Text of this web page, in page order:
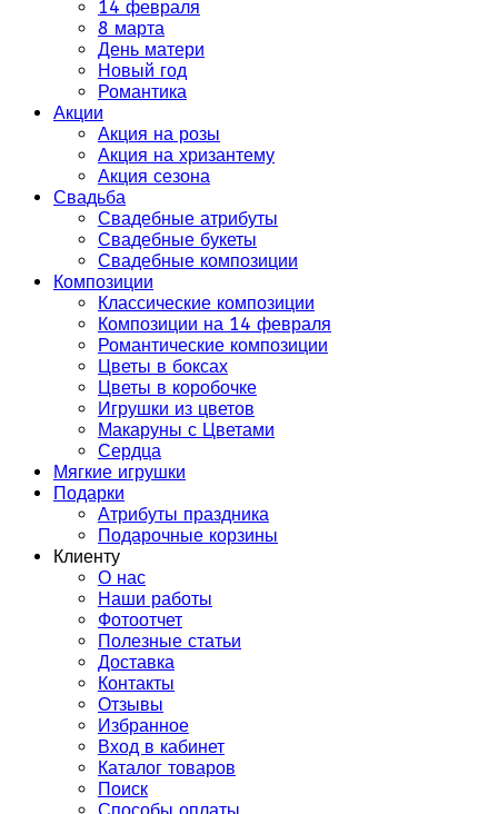
14 февраля
8 марта
День матери
Новый год
Романтика
Акции
Акция на розы
Акция на хризантему
Акция сезона
Свадьба
Свадебные атрибуты
Свадебные букеты
Свадебные композиции
Композиции
Классические композиции
Композиции на 14 февраля
Романтические композиции
Цветы в боксах
Цветы в коробочке
Игрушки из цветов
Макаруны с Цветами
Сердца
Мягкие игрушки
Подарки
Атрибуты праздника
Подарочные корзины
Клиенту
О нас
Наши работы
Фотоотчет
Полезные статьи
Доставка
Контакты
Отзывы
Избранное
Вход в кабинет
Каталог товаров
Поиск